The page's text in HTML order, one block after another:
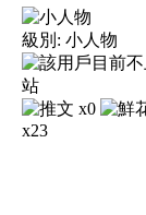
級別: 小人物
x0
x23